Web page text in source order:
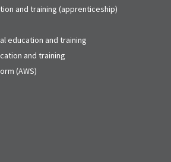
and training (apprenticeship)
education and training
and training
(AWS)